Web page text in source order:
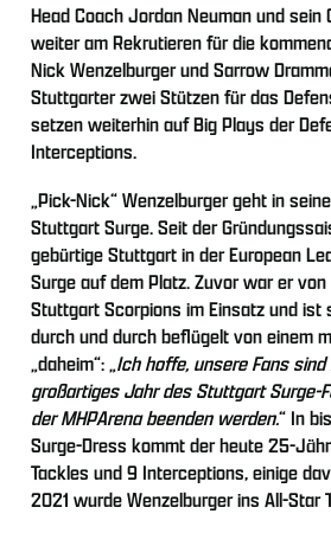
Head Coach Jordan Neuman und
weiter am Rekrutieren für die
Nick Wenzelburger und Sarrow
Stuttgarter zwei Stützen für das
setzen weiterhin auf Big Plays der
Interceptions.
„Pick-Nick“ Wenzelburger geht in
Stuttgart Surge. Seit der
gebürtige Stuttgart in der European
Surge auf dem Platz. Zuvor war er
Stuttgart Scorpions im Einsatz und
durch und durch beflügelt von einem
„daheim“: „Ich hoffe, unsere Fans
großartiges Jahr des Stuttgart Surge-
der MHPArena beenden werden.“ In
Surge-Dress kommt der heute 25-
Tackles und 9 Interceptions, einige
2021 wurde Wenzelburger ins All-Star